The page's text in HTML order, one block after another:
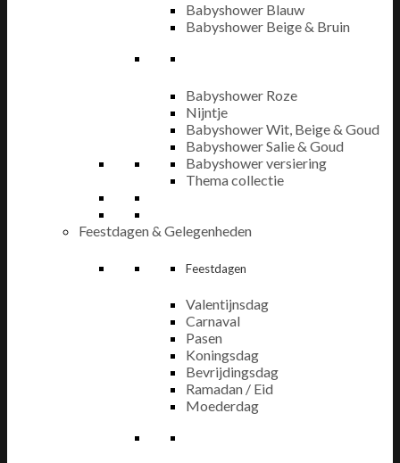
Babyshower Blauw
Babyshower Beige & Bruin
Babyshower Roze
Nijntje
Babyshower Wit, Beige & Goud
Babyshower Salie & Goud
Babyshower versiering
Thema collectie
Feestdagen & Gelegenheden
Feestdagen
Valentijnsdag
Carnaval
Pasen
Koningsdag
Bevrijdingsdag
Ramadan / Eid
Moederdag